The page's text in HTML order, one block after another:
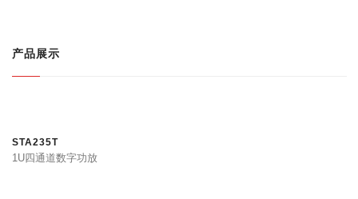
产品展示
STA235T
1U四通道数字功放